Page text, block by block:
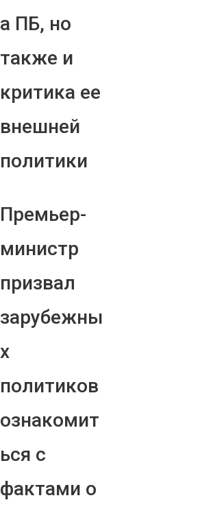
а ПБ, но
также и
критика ее
внешней
политики
Премьер-
министр
призвал
зарубежны
х
политиков
ознакомит
ься с
фактами о